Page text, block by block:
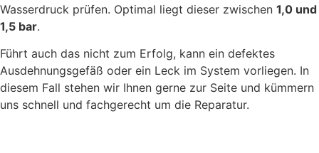
Wasserdruck prüfen. Optimal liegt dieser zwischen 1,0 und
1,5 bar.
Führt auch das nicht zum Erfolg, kann ein defektes
Ausdehnungsgefäß oder ein Leck im System vorliegen. In
diesem Fall stehen wir Ihnen gerne zur Seite und kümmern
uns schnell und fachgerecht um die Reparatur.